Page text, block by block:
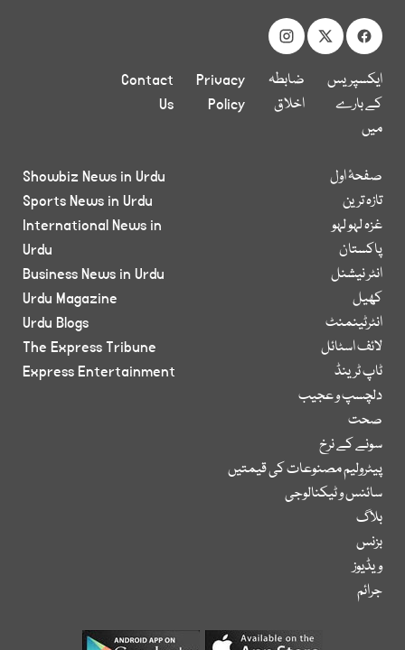
ایکسپریس
کے بارے
میں
ضابطہ
اخلاق
Privacy
Policy
Contact
Us
صفحۂ اول
تازہ ترین
غزہ لہو لہو
پاکستان
انٹر نیشنل
کھیل
انٹرٹینمنٹ
لائف اسٹائل
ٹاپ ٹرینڈ
دلچسپ و عجیب
صحت
سونے کے نرخ
پیٹرولیم مصنوعات کی قیمتیں
سائنس و ٹیکنالوجی
بلاگ
بزنس
ویڈیوز
جرائم
Showbiz News in Urdu
Sports News in Urdu
International News in
Urdu
Business News in Urdu
Urdu Magazine
Urdu Blogs
The Express Tribune
Express Entertainment